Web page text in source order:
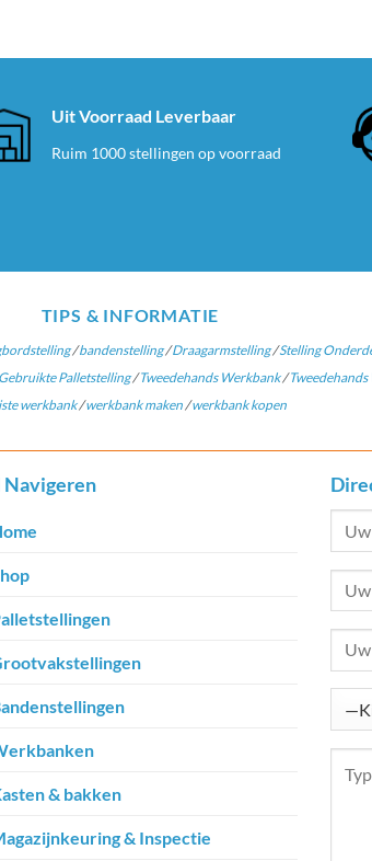
Uit Voorraad Leverbaar
Ruim 1000 stellingen op voorraad
TIPS & INFORMATIE
/bandenstelling/Draagarmstelling/Stelling
Palletstelling/Tweedehands Werkbank/
werkbank/werkbank maken /werkbank kopen
Navigeren
& bakken
& Inspectie